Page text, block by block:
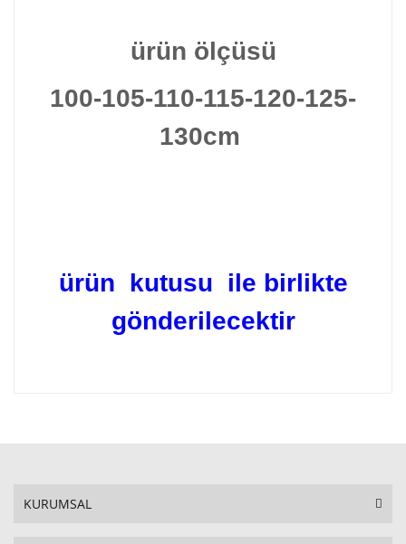
ürün ölçüsü
100-105-110-115-120-125-
130cm
ürün kutusu ile birlikte
gönderilecektir
KURUMSAL